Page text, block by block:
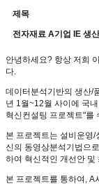
제목
전자재료 A기업 IE 생
안녕하세요? 항상 저희
다.
데이터분석기반의 생산/
년 1월~12월 사이에 국
혁신컨설팅 프로젝트"를
본 프로젝트는 설비운영/
신의 동영상분석기법으
하여 혁신적인 개선안 및
본 프로젝트를 통하여,